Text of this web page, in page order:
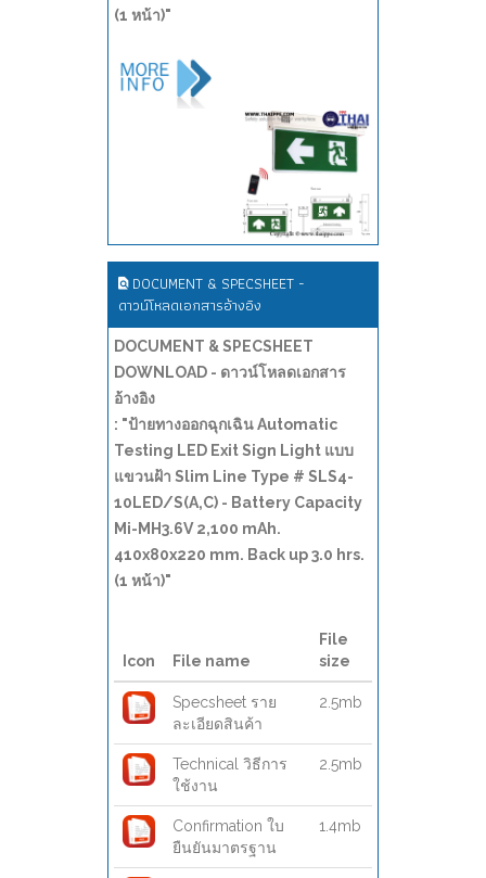
(1 หน้า)"
DOCUMENT & SPECSHEET -
ดาวน์โหลดเอกสารอ้างอิง
DOCUMENT & SPECSHEET
DOWNLOAD - ดาวน์โหลดเอกสาร
อ้างอิง
: "ป้ายทางออกฉุกเฉิน Automatic
Testing LED Exit Sign Light แบบ
แขวนฝ้า Slim Line Type # SLS4-
10LED/S(A,C) - Battery Capacity
Mi-MH3.6V 2,100 mAh.
410x80x220 mm. Back up 3.0 hrs.
(1 หน้า)"
Icon File name
File
size
Specsheet ราย
ละเอียดสินค้า
2.5mb
Technical วิธีการ
ใช้งาน
2.5mb
Confirmation ใบ
ยืนยันมาตรฐาน
1.4mb